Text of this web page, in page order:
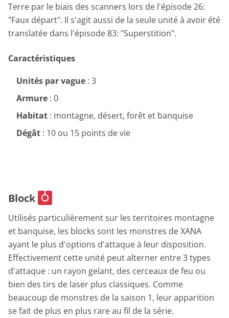
Terre par le biais des scanners lors de l'épisode 26:
"Faux départ". Il s'agit aussi de la seule unité à avoir été
translatée dans l'épisode 83: "Superstition".
Caractéristiques
Unités par vague : 3
Armure : 0
Habitat : montagne, désert, forêt et banquise
Dégât : 10 ou 15 points de vie
Block
Utilisés particulièrement sur les territoires montagne
et banquise, les blocks sont les monstres de XANA
ayant le plus d'options d'attaque à leur disposition.
Effectivement cette unité peut alterner entre 3 types
d'attaque : un rayon gelant, des cerceaux de feu ou
bien des tirs de laser plus classiques. Comme
beaucoup de monstres de la saison 1, leur apparition
se fait de plus en plus rare au fil de la série.